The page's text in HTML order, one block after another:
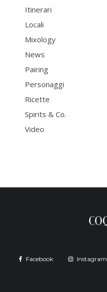
Itinerari
Locali
Mixology
News
Pairing
Personaggi
Ricette
Spirits & Co.
Video
Facebook Instagram